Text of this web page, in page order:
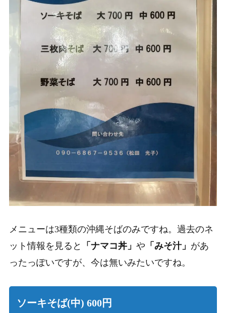
メニューは3種類の沖縄そばのみですね。過去のネ
ット情報を見ると
「ナマコ丼」 や 「みそ汁」 があ
ったっぽいですが、今は無いみたいですね。
ソーキそば(中) 600円